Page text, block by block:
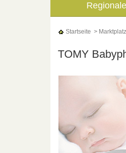
Startseite > Marktplatz
TOMY